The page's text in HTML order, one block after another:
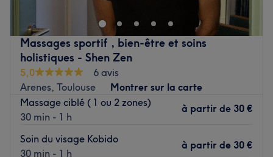
Massages sportif , bien-être et soins
holistiques - Shen Zen
5,0
6 avis
Arenes, Toulouse
Montrer sur la carte
Massage ciblé ( 1 ou 2 zones)
30 min - 1 h
à partir de 30 €
Soin du visage Kobido
30 min - 1 h
à partir de 30 €